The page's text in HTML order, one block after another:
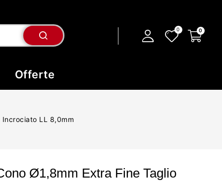
Offerte
Incrociato LL 8,0mm
Ø1,8mm Extra Fine Taglio